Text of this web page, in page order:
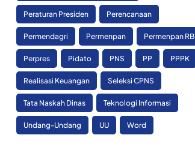
Peraturan Presiden Perencanaan
Permendagri Permenpan Permenpan RB
Perpres Pidato PNS PP PPPK
Realisasi Keuangan Seleksi CPNS
Tata Naskah Dinas Teknologi Informasi
Undang-Undang UU Word